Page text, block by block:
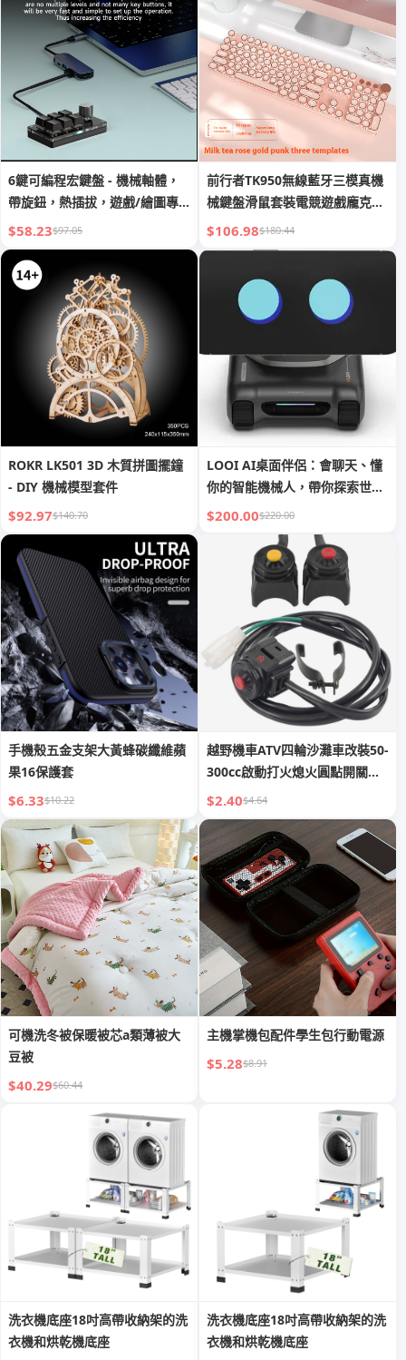
6鍵可編程宏鍵盤 - 機械軸體，
帶旋鈕，熱插拔，遊戲/繪圖專
用
$58.23$97.05
前行者TK950無線藍牙三模真機
械鍵盤滑鼠套裝電競遊戲龐克鍵
盤usb
$106.98$180.44
ROKR LK501 3D 木質拼圖擺鐘
- DIY 機械模型套件
$92.97$140.70
LOOI AI桌面伴侶：會聊天、懂
你的智能機械人，帶你探索世
界，享受科技樂趣
$200.00$220.00
手機殼五金支架大黃蜂碳纖維蘋
果16保護套
$6.33$10.22
越野機車ATV四輪沙灘車改裝50-
300cc啟動打火熄火圓點開關按
鈕
$2.40$4.64
可機洗冬被保暖被芯a類薄被大
豆被
$40.29$60.44
主機掌機包配件學生包行動電源
$5.28$8.91
洗衣機底座18吋高帶收納架的洗
衣機和烘乾機底座
洗衣機底座18吋高帶收納架的洗
衣機和烘乾機底座